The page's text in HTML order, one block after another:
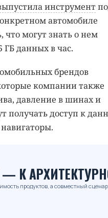
инструмент
автомобиле
что могут знать о нем
ГБ данных в час.
брендов
компании также
давление в шинах и
получать доступ к
К
продуктов, а совместный